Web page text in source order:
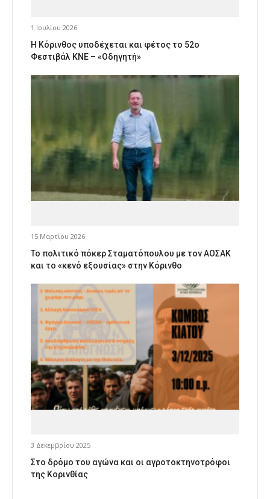
1 Ιουλίου 2026
Η Κόρινθος υποδέχεται και φέτος το 52ο
Φεστιβάλ ΚΝΕ – «Οδηγητή»
15 Μαρτίου 2026
Το πολιτικό πόκερ Σταματόπουλου με τον ΑΟΣΑΚ
και το «κενό εξουσίας» στην Κόρινθο
3 Δεκεμβρίου 2025
Στο δρόμο του αγώνα και οι αγροτοκτηνοτρόφοι
της Κορινθίας